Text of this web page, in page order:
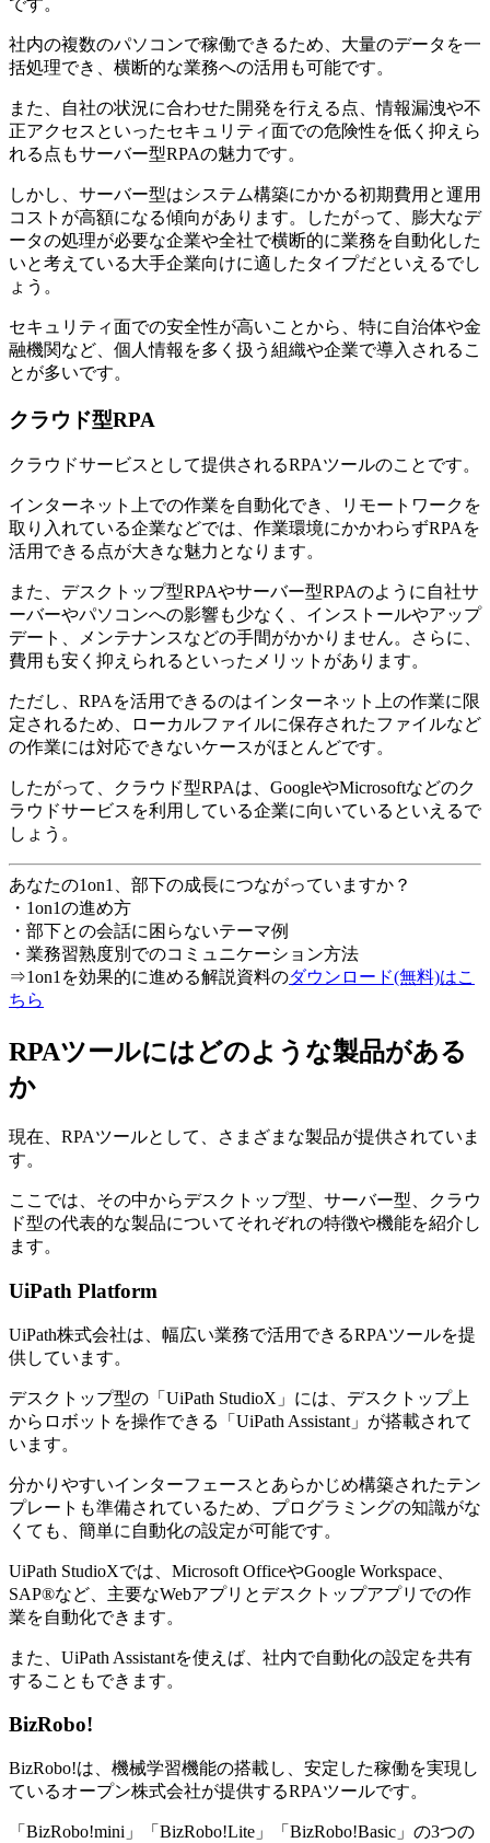
です。
社内の複数のパソコンで稼働できるため、大量のデータを一
括処理でき、横断的な業務への活用も可能です。
また、自社の状況に合わせた開発を行える点、情報漏洩や不
正アクセスといったセキュリティ面での危険性を低く抑えら
れる点もサーバー型RPAの魅力です。
しかし、サーバー型はシステム構築にかかる初期費用と運用
コストが高額になる傾向があります。したがって、膨大なデ
ータの処理が必要な企業や全社で横断的に業務を自動化した
いと考えている大手企業向けに適したタイプだといえるでし
ょう。
セキュリティ面での安全性が高いことから、特に自治体や金
融機関など、個人情報を多く扱う組織や企業で導入されるこ
とが多いです。
クラウド型RPA
クラウドサービスとして提供されるRPAツールのことです。
インターネット上での作業を自動化でき、リモートワークを
取り入れている企業などでは、作業環境にかかわらずRPAを
活用できる点が大きな魅力となります。
また、デスクトップ型RPAやサーバー型RPAのように自社サ
ーバーやパソコンへの影響も少なく、インストールやアップ
デート、メンテナンスなどの手間がかかりません。さらに、
費用も安く抑えられるといったメリットがあります。
ただし、RPAを活用できるのはインターネット上の作業に限
定されるため、ローカルファイルに保存されたファイルなど
の作業には対応できないケースがほとんどです。
したがって、クラウド型RPAは、GoogleやMicrosoftなどのク
ラウドサービスを利用している企業に向いているといえるで
しょう。
あなたの1on1、部下の成長につながっていますか？
・1on1の進め方
・部下との会話に困らないテーマ例
・業務習熟度別でのコミュニケーション方法
⇒1on1を効果的に進める解説資料のダウンロード(無料)はこ
ちら
RPAツールにはどのような製品がある
か
現在、RPAツールとして、さまざまな製品が提供されていま
す。
ここでは、その中からデスクトップ型、サーバー型、クラウ
ド型の代表的な製品についてそれぞれの特徴や機能を紹介し
ます。
UiPath Platform
UiPath株式会社は、幅広い業務で活用できるRPAツールを提
供しています。
デスクトップ型の「UiPath StudioX」には、デスクトップ上
からロボットを操作できる「UiPath Assistant」が搭載されて
います。
分かりやすいインターフェースとあらかじめ構築されたテン
プレートも準備されているため、プログラミングの知識がな
くても、簡単に自動化の設定が可能です。
UiPath StudioXでは、Microsoft OfficeやGoogle Workspace、
SAP®など、主要なWebアプリとデスクトップアプリでの作
業を自動化できます。
また、UiPath Assistantを使えば、社内で自動化の設定を共有
することもできます。
BizRobo!
BizRobo!は、機械学習機能の搭載し、安定した稼働を実現し
ているオープン株式会社が提供するRPAツールです。
「BizRobo!mini」「BizRobo!Lite」「BizRobo!Basic」の3つの